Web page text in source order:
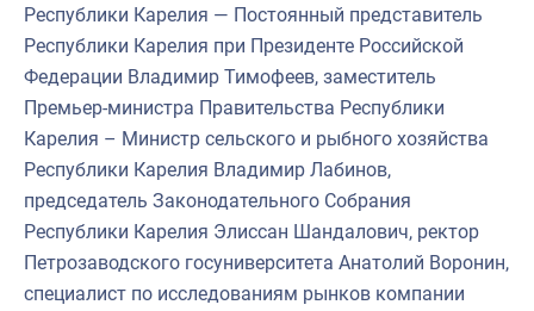
Республики Карелия — Постоянный представитель
Республики Карелия при Президенте Российской
Федерации Владимир Тимофеев, заместитель
Премьер-министра Правительства Республики
Карелия – Министр сельского и рыбного хозяйства
Республики Карелия Владимир Лабинов,
председатель Законодательного Собрания
Республики Карелия Элиссан Шандалович, ректор
Петрозаводского госуниверситета Анатолий Воронин,
специалист по исследованиям рынков компании